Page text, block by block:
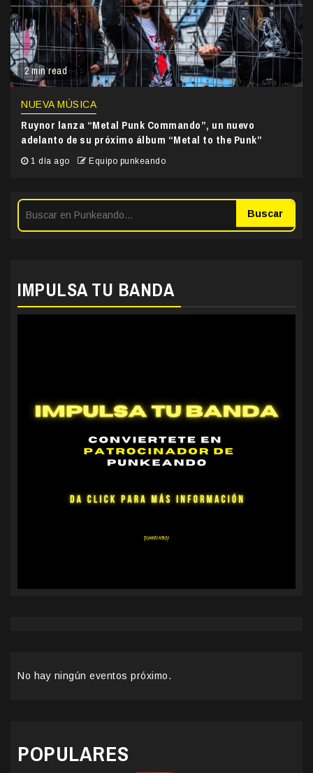
2 min read
NUEVA MÚSICA
Ruynor lanza “Metal Punk Commando”, un nuevo
adelanto de su próximo álbum “Metal to the Punk”
1 día ago Equipo punkeando
Buscar
IMPULSA TU BANDA
No hay ningún eventos próximo.
POPULARES